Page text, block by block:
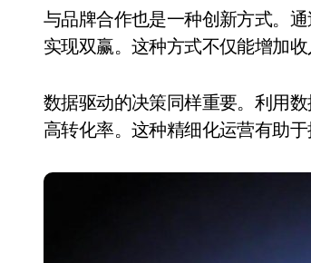
与品牌合作也是一种创新方式。
实现双赢。这种方式不仅能增加
数据驱动的决策同样重要。利用
高转化率。这种精细化运营有助于